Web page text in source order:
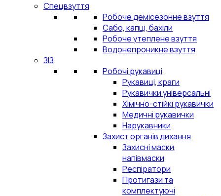
Спецвзуття
Робоче демісезонне взуття
Сабо, капці, бахіли
Робоче утеплене взуття
Водонепроникне взуття
ЗІЗ
Робочі рукавиці
Рукавиці, краги
Рукавички універсальні
Хімічно-стійкі рукавички
Медичні рукавички
Нарукавники
Захист органів дихання
Захисні маски,
напівмаски
Респіратори
Протигази та
комплектуючі